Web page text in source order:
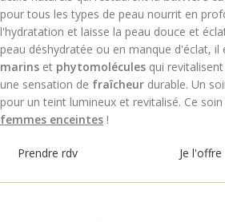
pour tous les types de peau nourrit en
l'hydratation et laisse la peau douce et
peau déshydratée ou en manque d'éclat, il
marins et phytomolécules qui
une sensation de fraîcheur durable. Un
pour un teint lumineux et revitalisé. Ce soin
femmes enceintes !
Prendre rdv Je l'offre